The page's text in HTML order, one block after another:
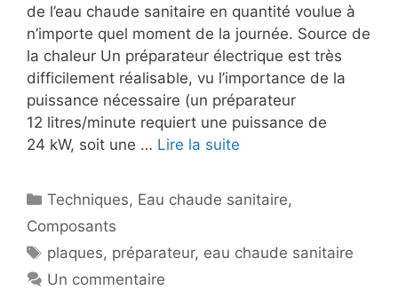
de l’eau chaude sanitaire en quantité voulue à
n’importe quel moment de la journée. Source de
la chaleur Un préparateur électrique est très
difficilement réalisable, vu l’importance de la
puissance nécessaire (un préparateur
12 litres/minute requiert une puissance de
24 kW, soit une … Lire la suite
Catégories
Techniques, Eau chaude sanitaire,
Composants
Étiquettes
plaques, préparateur, eau chaude sanitaire
Un commentaire